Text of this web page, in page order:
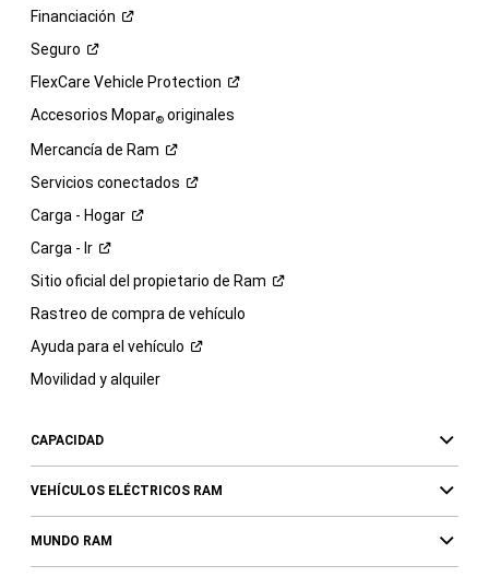
Financiación
Seguro
FlexCare Vehicle Protection
Accesorios Mopar®originales
Mercancía de Ram
Servicios conectados
Carga - Hogar
Carga - Ir
Sitio oficial del propietario de Ram
Rastreo de compra de vehículo
Ayuda para el vehículo
Movilidad y alquiler
CAPACIDAD
VEHÍCULOS ELÉCTRICOS RAM
MUNDO RAM